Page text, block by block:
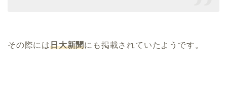
その際には日大新聞にも掲載されていたようです。